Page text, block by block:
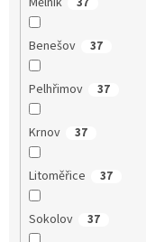
Benešov 37
Pelhřimov 37
Krnov 37
Litoměřice 37
Sokolov 37